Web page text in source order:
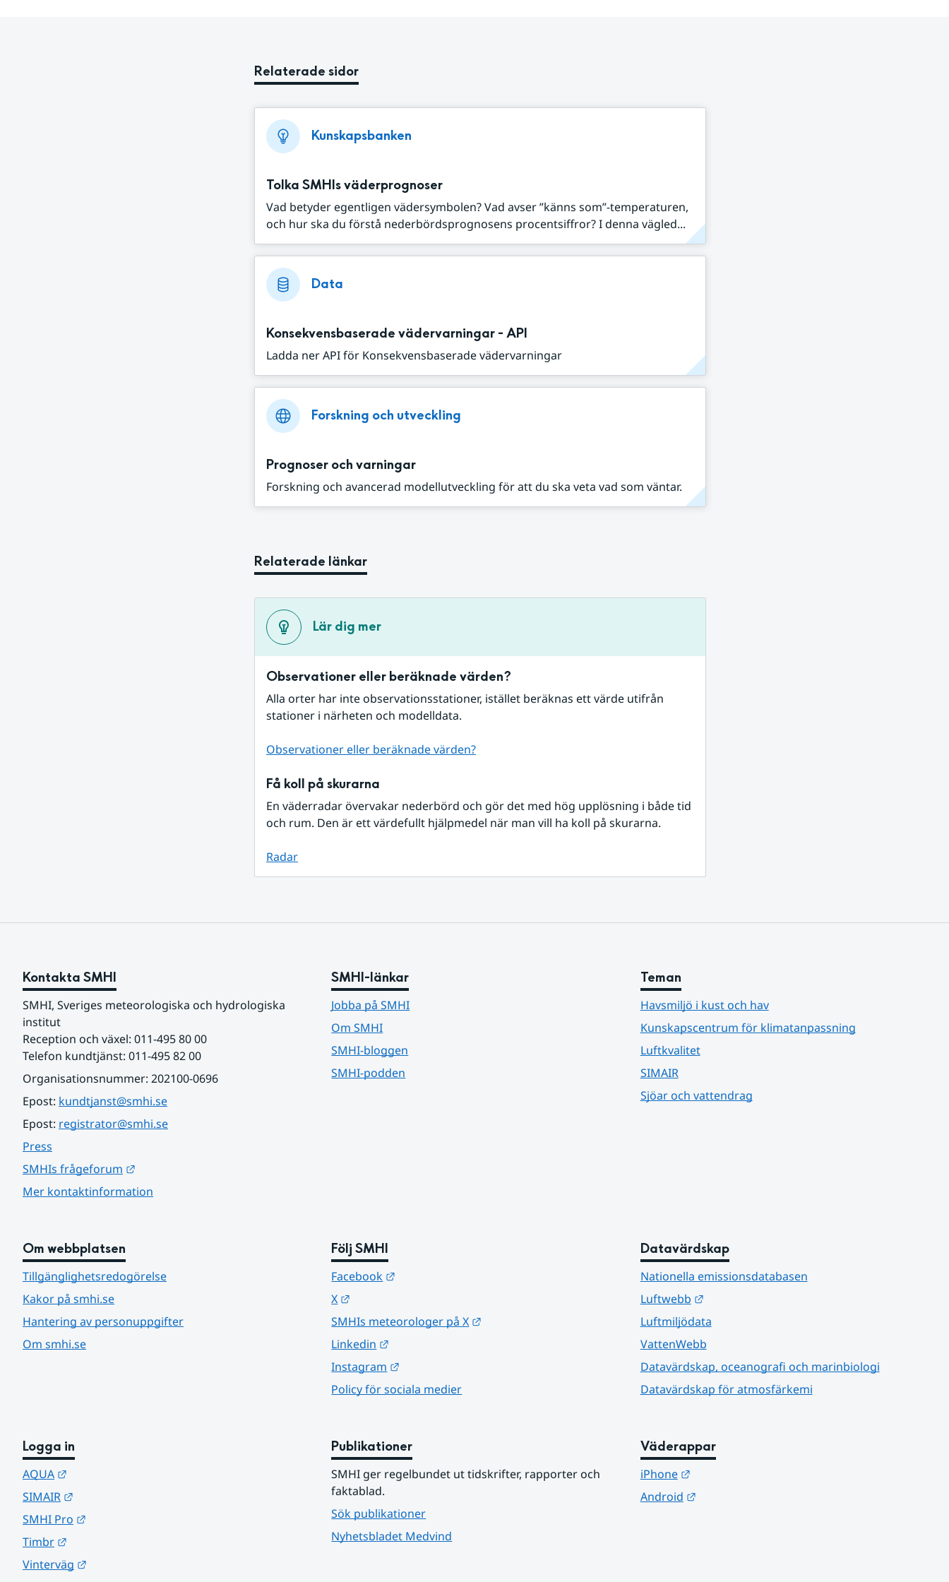
Relaterade sidor
Kunskapsbanken
Tolka SMHIs väderprognoser
Vad betyder egentligen vädersymbolen? Vad avser ”känns som”-temperaturen,
och hur ska du förstå nederbördsprognosens procentsiffror? I denna vägled...
Data
Konsekvensbaserade vädervarningar - API
Ladda ner API för Konsekvensbaserade vädervarningar
Forskning och utveckling
Prognoser och varningar
Forskning och avancerad modellutveckling för att du ska veta vad som väntar.
Relaterade länkar
Lär dig mer
Observationer eller beräknade värden?
Alla orter har inte observationsstationer, istället beräknas ett värde utifrån
stationer i närheten och modelldata.
Observationer eller beräknade värden?
Få koll på skurarna
En väderradar övervakar nederbörd och gör det med hög upplösning i både tid
och rum. Den är ett värdefullt hjälpmedel när man vill ha koll på skurarna.
Radar
Kontakta SMHI
SMHI, Sveriges meteorologiska och hydrologiska
institut
Reception och växel: 011-495 80 00
Telefon kundtjänst: 011-495 82 00
Organisationsnummer: 202100-0696
Epost: kundtjanst@smhi.se
Epost: registrator@smhi.se
Press
SMHIs frågeforum
Mer kontaktinformation
SMHI-länkar
Jobba på SMHI
Om SMHI
SMHI-bloggen
SMHI-podden
Teman
Havsmiljö i kust och hav
Kunskapscentrum för klimatanpassning
Luftkvalitet
SIMAIR
Sjöar och vattendrag
Om webbplatsen
Tillgänglighetsredogörelse
Kakor på smhi.se
Hantering av personuppgifter
Om smhi.se
Följ SMHI
Facebook
X
SMHIs meteorologer på X
Linkedin
Instagram
Policy för sociala medier
Datavärdskap
Nationella emissionsdatabasen
Luftwebb
Länk till annan webbplats.
Luftmiljödata
VattenWebb
Datavärdskap, oceanografi och marinbiologi
Datavärdskap för atmosfärkemi
Logga in
AQUA
SIMAIR
SMHI Pro
Timbr
Vinterväg
Publikationer
SMHI ger regelbundet ut tidskrifter, rapporter och
faktablad.
Sök publikationer
Nyhetsbladet Medvind
Väderappar
iPhone
Länk till annan webbplats.
Android
Länk till annan webbplats.